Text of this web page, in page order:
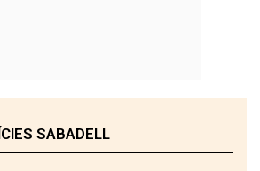
SABADELL